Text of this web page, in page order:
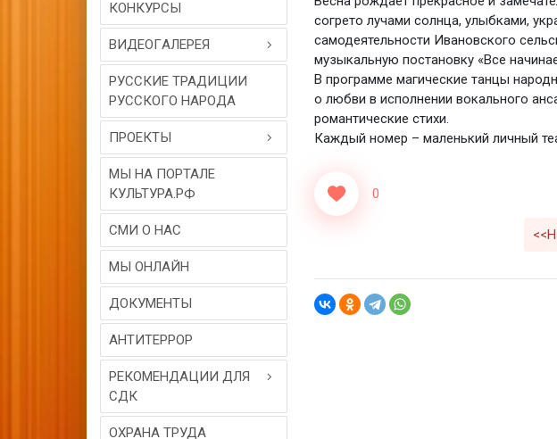
КОНКУРСЫ
ВИДЕОГAЛЕРЕЯ
РУССКИЕ ТРАДИЦИИ
РУССКОГО НАРОДА
ПРОЕКТЫ
МЫ НА ПОРТАЛЕ
КУЛЬТУРА.РФ
СМИ О НАС
МЫ ОНЛАЙН
ДОКУМЕНТЫ
АНТИТЕРРОР
РЕКОМЕНДАЦИИ ДЛЯ
СДК
ОХРАНА ТРУДА
согрето лучами солнца, улыбками,
самодеятельности Ивановского
музыкальную постановку «Все
В программе магические танцы
о любви в исполнении вокального
романтические стихи.
Каждый номер – маленький личный
0